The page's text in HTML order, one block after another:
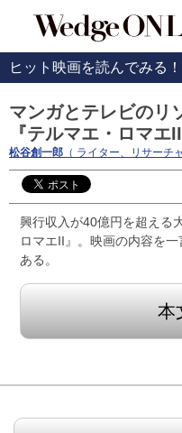
ヒット映画を読んでみる！
マンガとテレビのリ
『テルマエ・ロマエII
松谷創一郎 （ ライター、リサーチ
興行収入が40億円を超える
ロマエII』。映画の内容を
ある。
本